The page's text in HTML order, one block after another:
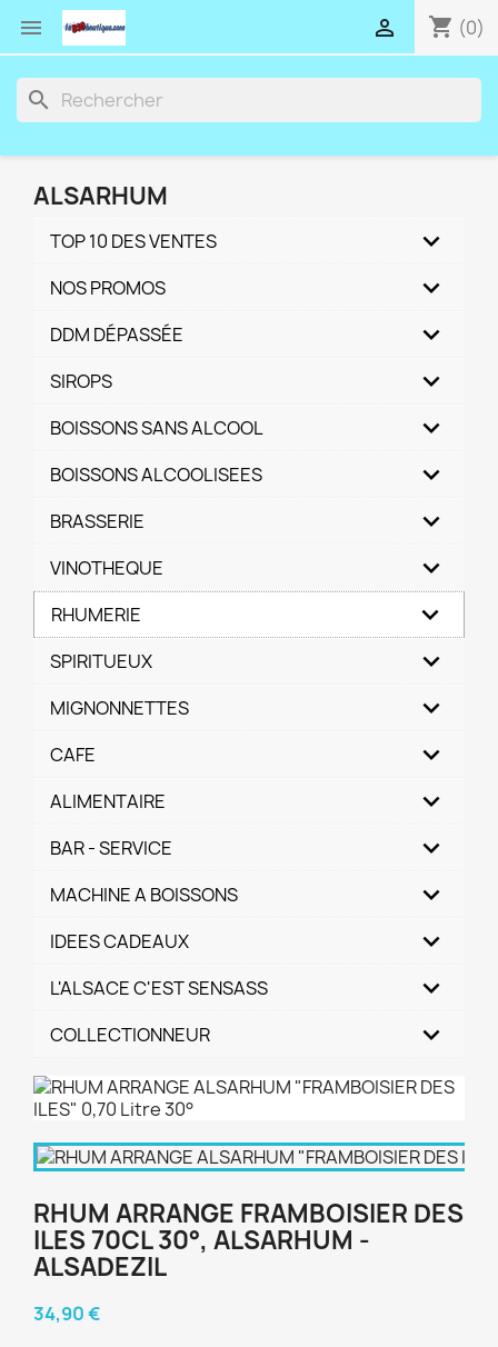
 shopping_cart (0)

search
ALSARHUM
TOP 10 DES VENTES
NOS PROMOS
DDM DÉPASSÉE
SIROPS
BOISSONS SANS ALCOOL
BOISSONS ALCOOLISEES
BRASSERIE
VINOTHEQUE
RHUMERIE
SPIRITUEUX
MIGNONNETTES
CAFE
ALIMENTAIRE
BAR - SERVICE
MACHINE A BOISSONS
IDEES CADEAUX
L'ALSACE C'EST SENSASS
COLLECTIONNEUR
RHUM ARRANGE FRAMBOISIER DES
ILES 70CL 30°, ALSARHUM -
ALSADEZIL
34,90 €